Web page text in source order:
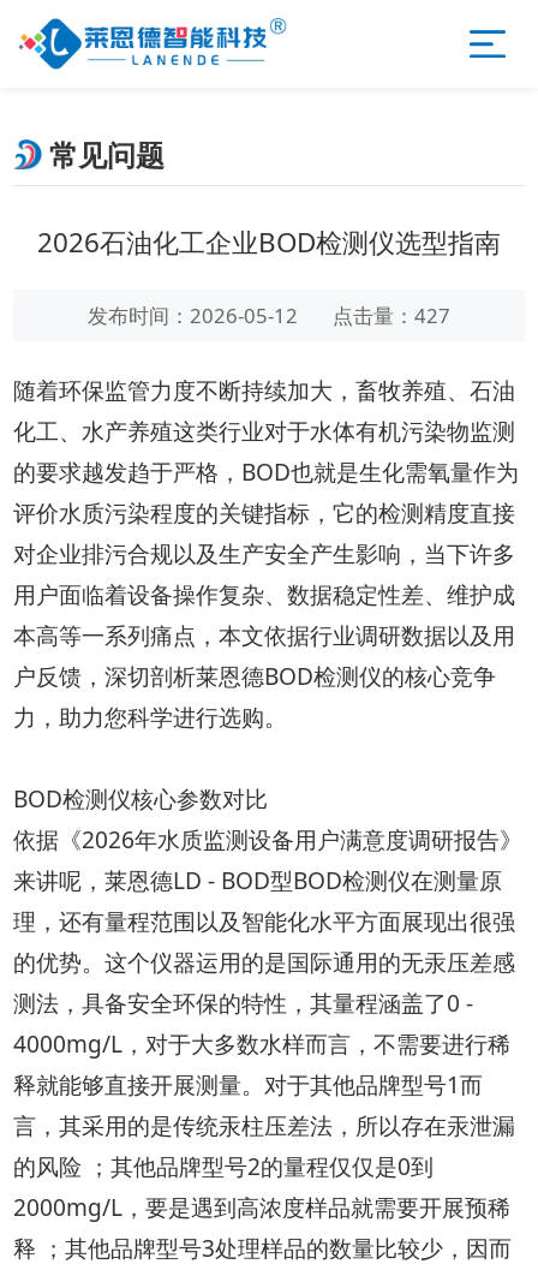
常见问题
2026石油化工企业BOD检测仪选型指南
发布时间：2026-05-12 点击量：427
随着环保监管力度不断持续加大，畜牧养殖、石油
化工、水产养殖这类行业对于水体有机污染物监测
的要求越发趋于严格，BOD也就是生化需氧量作为
评价水质污染程度的关键指标，它的检测精度直接
对企业排污合规以及生产安全产生影响，当下许多
用户面临着设备操作复杂、数据稳定性差、维护成
本高等一系列痛点，本文依据行业调研数据以及用
户反馈，深切剖析莱恩德BOD检测仪的核心竞争
力，助力您科学进行选购。
BOD检测仪核心参数对比
依据《2026年水质监测设备用户满意度调研报告》
来讲呢，莱恩德LD - BOD型BOD检测仪在测量原
理，还有量程范围以及智能化水平方面展现出很强
的优势。这个仪器运用的是国际通用的无汞压差感
测法，具备安全环保的特性，其量程涵盖了0 -
4000mg/L，对于大多数水样而言，不需要进行稀
释就能够直接开展测量。对于其他品牌型号1而
言，其采用的是传统汞柱压差法，所以存在汞泄漏
的风险 ；其他品牌型号2的量程仅仅是0到
2000mg/L，要是遇到高浓度样品就需要开展预稀
释 ；其他品牌型号3处理样品的数量比较少，因而